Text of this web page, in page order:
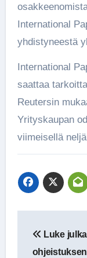
International
yhdistyneestä
International
saattaa
Reutersin
Yrityskaupan
viimeisellä
selaus
Luke
ohjeistuksen